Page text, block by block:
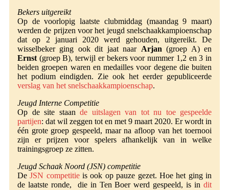
Bekers uitgereikt
Op de voorlopig laatste clubmiddag (maandag 9 maart)
werden de prijzen voor het jeugd snelschaakkampioenschap
dat op 2 januari 2020 werd gehouden, uitgereikt. De
wisselbeker ging ook dit jaat naar Arjan(groep A) en
Ernst(groep B), terwijl er bekers voor nummer 1,2 en 3 in
beiden groepen waren en medailles voor degene die buiten
het podium eindigden. Zie ook het eerder gepubliceerde
verslag van het snelschaakkampioenschap.
Jeugd Interne Competitie
Op de site staan de uitslagen van tot nu toe gespeelde
partijen: dat wil zeggen tot en met 9 maart 2020. Er wordt in
één grote groep gespeeld, maar na afloop van het toernooi
zijn er prijzen voor spelers afhankelijk van in welke
trainingsgroep ze zitten.
Jeugd Schaak Noord (JSN) competitie
DeJSN competitieis ook op pauze gezet. Hoe het ging in
de laatste ronde, die in Ten Boer werd gespeeld, is in dit